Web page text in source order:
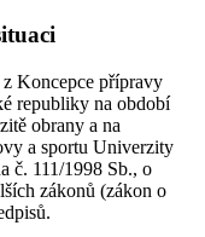
Koncepce přípravy
republiky na období
obrany a na
a sportu Univerzity
č. 111/1998 Sb., o
zákonů (zákon o